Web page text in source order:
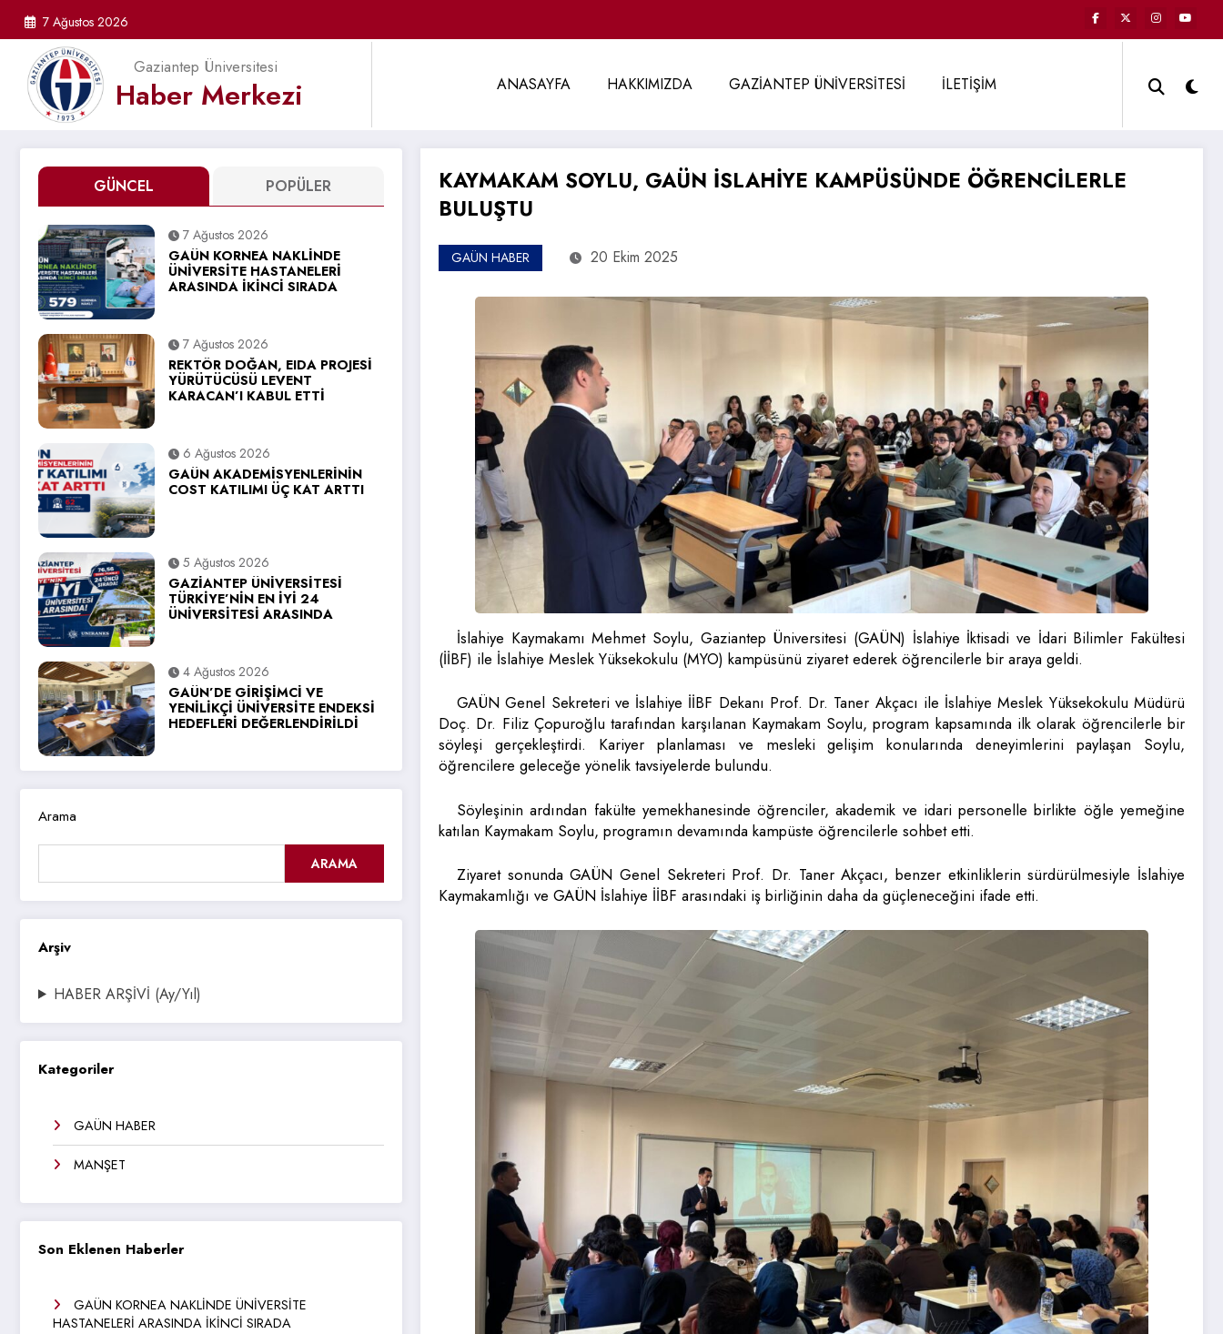
7 Ağustos 2026
Gaziantep Üniversitesi
Haber Merkezi ANASAYFA HAKKIMIZDA GAZİANTEP ÜNİVERSİTESİ İLETİŞİM
GÜNCEL POPÜLER
7 Ağustos 2026
GAÜN KORNEA NAKLİNDE
ÜNİVERSİTE HASTANELERİ
ARASINDA İKİNCİ SIRADA
7 Ağustos 2026
REKTÖR DOĞAN, EIDA PROJESİ
YÜRÜTÜCÜSÜ LEVENT
KARACAN’I KABUL ETTİ
6 Ağustos 2026
GAÜN AKADEMİSYENLERİNİN
COST KATILIMI ÜÇ KAT ARTTI
5 Ağustos 2026
GAZİANTEP ÜNİVERSİTESİ
TÜRKİYE’NİN EN İYİ 24
ÜNİVERSİTESİ ARASINDA
4 Ağustos 2026
GAÜN’DE GİRİŞİMCİ VE
YENİLİKÇİ ÜNİVERSİTE ENDEKSİ
HEDEFLERİ DEĞERLENDİRİLDİ
Arama
ARAMA
Arşiv
HABER ARŞİVİ (Ay/Yıl)
Kategoriler
GAÜN HABER
MANŞET
Son Eklenen Haberler
GAÜN KORNEA NAKLİNDE ÜNİVERSİTE
HASTANELERİ ARASINDA İKİNCİ SIRADA
KAYMAKAM SOYLU, GAÜN İSLAHİYE KAMPÜSÜNDE ÖĞRENCİLERLE
BULUŞTU
GAÜN HABER 20 Ekim 2025
İslahiye Kaymakamı Mehmet Soylu, Gaziantep Üniversitesi (GAÜN) İslahiye İktisadi ve İdari Bilimler Fakültesi
(İİBF) ile İslahiye Meslek Yüksekokulu (MYO) kampüsünü ziyaret ederek öğrencilerle bir araya geldi.
GAÜN Genel Sekreteri ve İslahiye İİBF Dekanı Prof. Dr. Taner Akçacı ile İslahiye Meslek Yüksekokulu Müdürü
Doç. Dr. Filiz Çopuroğlu tarafından karşılanan Kaymakam Soylu, program kapsamında ilk olarak öğrencilerle bir
söyleşi gerçekleştirdi. Kariyer planlaması ve mesleki gelişim konularında deneyimlerini paylaşan Soylu,
öğrencilere geleceğe yönelik tavsiyelerde bulundu.
Söyleşinin ardından fakülte yemekhanesinde öğrenciler, akademik ve idari personelle birlikte öğle yemeğine
katılan Kaymakam Soylu, programın devamında kampüste öğrencilerle sohbet etti.
Ziyaret sonunda GAÜN Genel Sekreteri Prof. Dr. Taner Akçacı, benzer etkinliklerin sürdürülmesiyle İslahiye
Kaymakamlığı ve GAÜN İslahiye İİBF arasındaki iş birliğinin daha da güçleneceğini ifade etti.